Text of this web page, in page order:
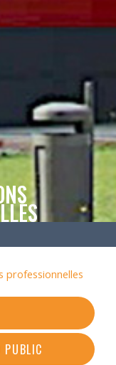
professionnelles
PUBLIC